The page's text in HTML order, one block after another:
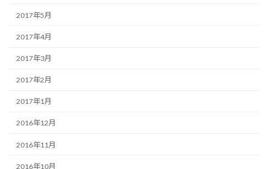
2017年5月
2017年4月
2017年3月
2017年2月
2017年1月
2016年12月
2016年11月
2016年10月